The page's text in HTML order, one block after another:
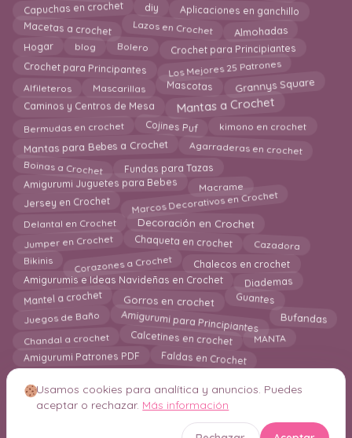
Capuchas en crochet diy Aplicaciones en ganchillo
Macetas a crochet Lazos en Crochet Almohadas
Hogar blog Bolero Crochet para Principiantes
Crochet para Principantes Los Mejores 25 Patrones
Alfileteros Mascarillas Mascotas Grannys Square
Caminos y Centros de Mesa Mantas a Crochet
Bermudas en crochet Cojines Puf kimono en crochet
Mantas para Bebes a Crochet Agarraderas en crochet
Boinas a Crochet Fundas para Tazas
Amigurumi Juguetes para Bebes Macrame
Jersey en Crochet Marcos Decorativos en Crochet
Delantal en Crochet Decoración en Crochet
Jumper en Crochet Chaqueta en crochet Cazadora
Bikinis Corazones a Crochet
Chalecos en crochet
Amigurumis e Ideas Navideñas en Crochet
Diademas
Mantel a crochet Gorros en crochet Guantes
Juegos de Baño Amigurumi para Principiantes Bufandas
Chandal a crochet Calcetines en crochet MANTA
Amigurumi Patrones PDF Faldas en Crochet
© 2026 Crochetisimo. Todos los derechos reservados.
Usamos cookies para analítica y anuncios. Puedes
aceptar o rechazar. Más información